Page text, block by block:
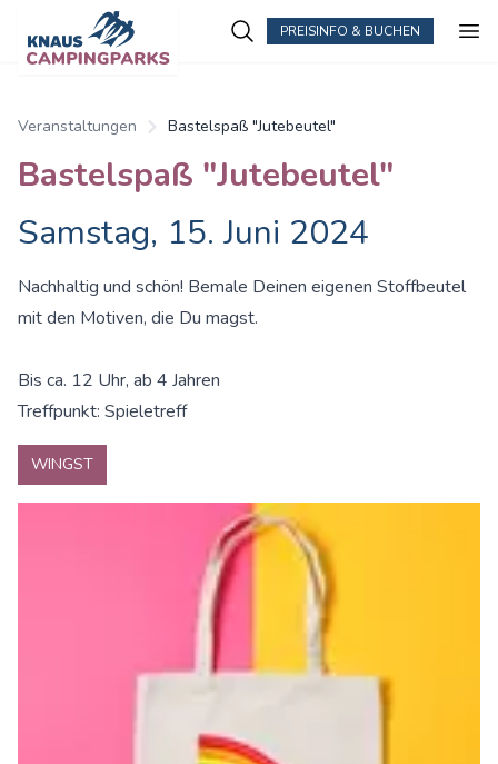
PREISINFO & BUCHEN
Veranstaltungen Bastelspaß "Jutebeutel"
Bastelspaß "Jutebeutel"
Samstag, 15. Juni 2024
Nachhaltig und schön! Bemale Deinen eigenen Stoffbeutel
mit den Motiven, die Du magst.
Bis ca. 12 Uhr, ab 4 Jahren
Treffpunkt: Spieletreff
WINGST